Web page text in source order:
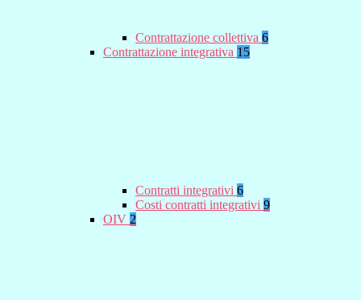
Contrattazione collettiva 6
Contrattazione integrativa 15
Contratti integrativi 6
Costi contratti integrativi 9
OIV 2